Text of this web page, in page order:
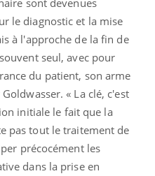
le diagnostic et la mise
à l'approche de la fin de
seul, avec pour
du patient, son arme
« La clé, c'est
initiale le fait que la
pas tout le traitement de
précocément les
dans la prise en